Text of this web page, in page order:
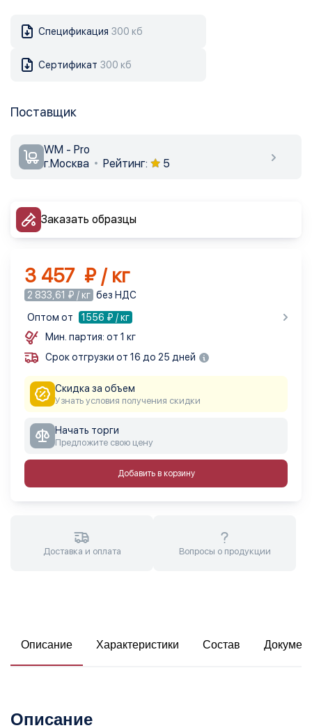
Спецификация 300 кб
Сертификат 300 кб
Поставщик
WM - Pro
г.Москва
Рейтинг: 5
Заказать образцы
3 457 ₽ / кг
2 833,61 ₽ / кг без НДС
Оптом от
1556 ₽ / кг
Мин. партия: от 1 кг
Срок отгрузки от 16 до 25 дней
Скидка за объем
Узнать условия получения скидки
Начать торги
Предложите свою цену
Добавить в корзину
Доставка и оплата Вопросы о продукции
Описание Характеристики Состав
Описание